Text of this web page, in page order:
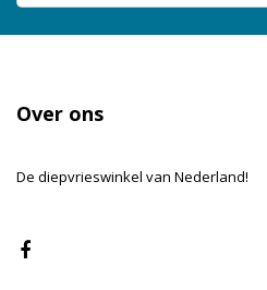
Over ons
De diepvrieswinkel van Nederland!